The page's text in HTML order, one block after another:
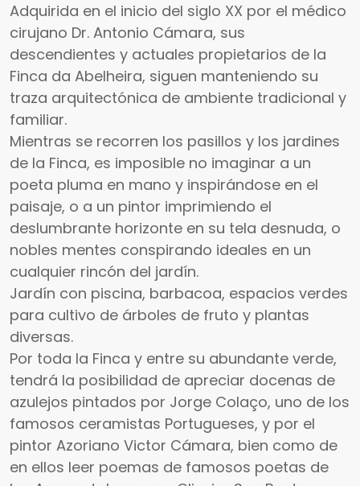
Adquirida en el inicio del siglo XX por el médico
cirujano Dr. Antonio Cámara, sus
descendientes y actuales propietarios de la
Finca da Abelheira, siguen manteniendo su
traza arquitectónica de ambiente tradicional y
familiar.
Mientras se recorren los pasillos y los jardines
de la Finca, es imposible no imaginar a un
poeta pluma en mano y inspirándose en el
paisaje, o a un pintor imprimiendo el
deslumbrante horizonte en su tela desnuda, o
nobles mentes conspirando ideales en un
cualquier rincón del jardín.
Jardín con piscina, barbacoa, espacios verdes
para cultivo de árboles de fruto y plantas
diversas.
Por toda la Finca y entre su abundante verde,
tendrá la posibilidad de apreciar docenas de
azulejos pintados por Jorge Colaço, uno de los
famosos ceramistas Portugueses, y por el
pintor Azoriano Victor Cámara, bien como de
en ellos leer poemas de famosos poetas de